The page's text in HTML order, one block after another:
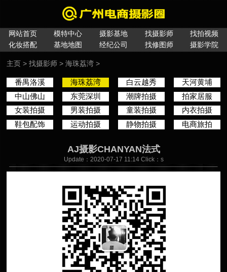
网站首页 模特中心 摄影基地 找摄影师
找拍视频
化妆搭配
基地地图 经纪公司 找修图师 摄影学院
主页 >找摄影师 >海珠荔湾 >
番禺洛溪 海珠荔湾 白云越秀
天河黄埔
中山佛山
东莞深圳 潮牌拍摄
拍家居服
女装拍摄
男装拍摄 童装拍摄
内衣拍摄
鞋包配饰
运动拍摄 静物拍摄 电商旅拍
AJ摄影CHANYAN法式
Update：2020-07-17 11:14 Click： s